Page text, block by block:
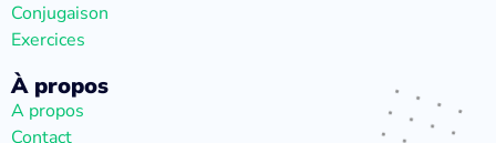
Conjugaison
Exercices
À propos
A propos
Contact